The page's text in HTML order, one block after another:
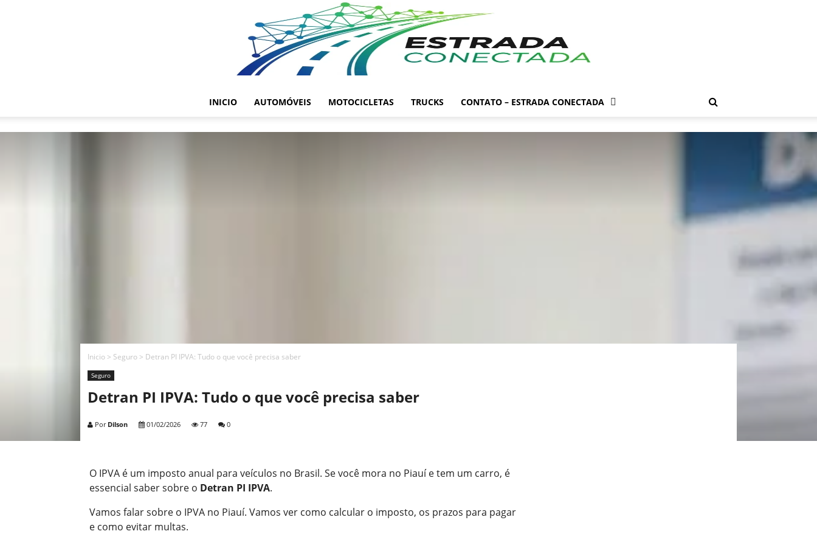
INICIO AUTOMÓVEIS MOTOCICLETAS TRUCKS CONTATO – ESTRADA CONECTADA
Inicio > Seguro > Detran PI IPVA: Tudo o que você precisa saber
Seguro
Detran PI IPVA: Tudo o que você precisa saber
Por Dilson 01/02/2026 77 0
O IPVA é um imposto anual para veículos no Brasil. Se você mora no Piauí e tem um carro, é
essencial saber sobre o Detran PI IPVA.
Vamos falar sobre o IPVA no Piauí. Vamos ver como calcular o imposto, os prazos para pagar
e como evitar multas.